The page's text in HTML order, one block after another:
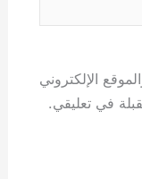
الإلكتروني
في تعليقي.